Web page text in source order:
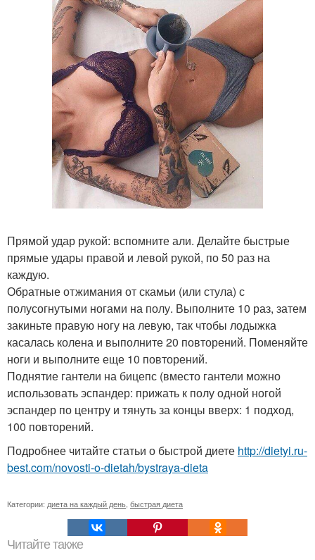
Прямой удар рукой: вспомните али. Делайте быстрые
прямые удары правой и левой рукой, по 50 раз на
каждую.
Обратные отжимания от скамьи (или стула) с
полусогнутыми ногами на полу. Выполните 10 раз, затем
закиньте правую ногу на левую, так чтобы лодыжка
касалась колена и выполните 20 повторений. Поменяйте
ноги и выполните еще 10 повторений.
Поднятие гантели на бицепс (вместо гантели можно
использовать эспандер: прижать к полу одной ногой
эспандер по центру и тянуть за концы вверх: 1 подход,
100 повторений.
Подробнее читайте статьи о быстрой диете http://dietyi.ru-
best.com/novosti-o-dietah/bystraya-dieta
Категории: диета на каждый день, быстрая диета
Читайте также